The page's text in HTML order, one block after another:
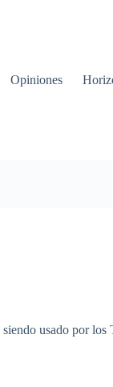
Opiniones
siendo usado porlos